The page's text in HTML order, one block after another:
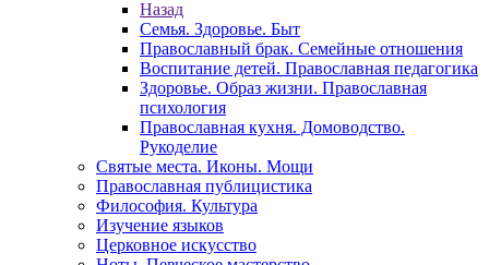
Назад
Семья. Здоровье. Быт
Православный брак. Семейные отношения
Воспитание детей. Православная педагогика
Здоровье. Образ жизни. Православная
психология
Православная кухня. Домоводство.
Рукоделие
Святые места. Иконы. Мощи
Православная публицистика
Философия. Культура
Изучение языков
Церковное искусство